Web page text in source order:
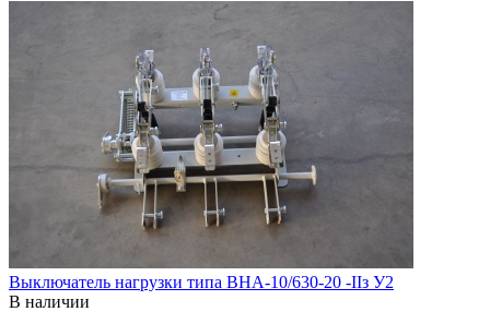
Выключатель нагрузки типа ВНА-10/630-20 -IIз У2
В наличии